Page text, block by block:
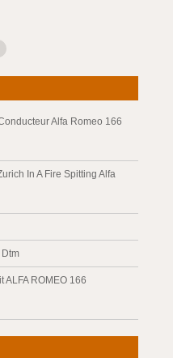
Alfa Romeo 166
In A Fire Spitting Alfa
ALFA ROMEO 166